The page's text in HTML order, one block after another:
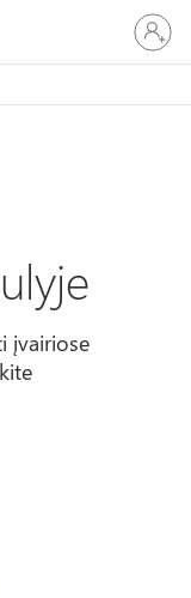
prie
įvairiose